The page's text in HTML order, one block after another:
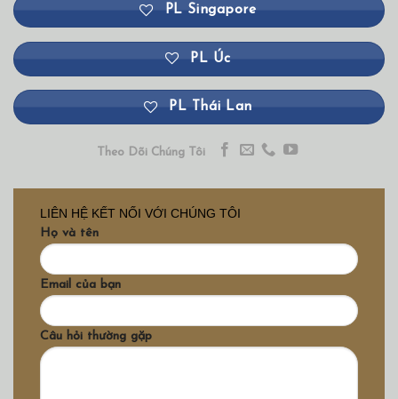
PL Singapore
PL Úc
PL Thái Lan
Theo Dõi Chúng Tôi
LIÊN HỆ KẾT NỐI VỚI CHÚNG TÔI
Họ và tên
Email của bạn
Câu hỏi thường gặp